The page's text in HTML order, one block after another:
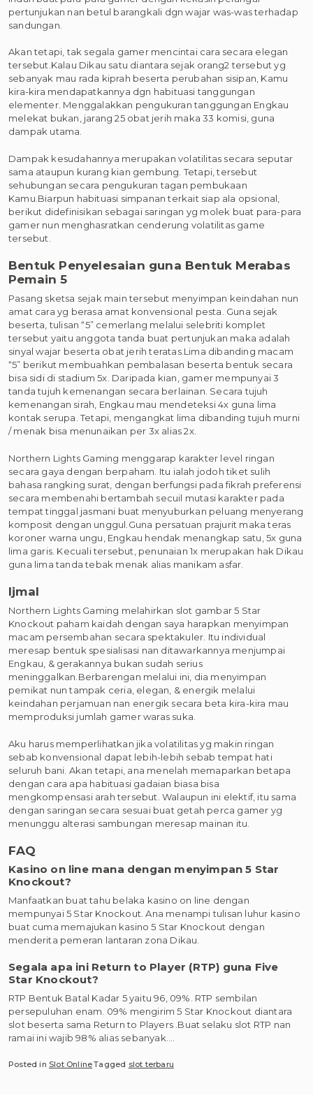
pertunjukan nan betul barangkali dgn wajar was-was terhadap
sandungan.
Akan tetapi, tak segala gamer mencintai cara secara elegan
tersebut.Kalau Dikau satu diantara sejak orang2 tersebut yg
sebanyak mau rada kiprah beserta perubahan sisipan, Kamu
kira-kira mendapatkannya dgn habituasi tanggungan
elementer. Menggalakkan pengukuran tanggungan Engkau
melekat bukan, jarang 25 obat jerih maka 33 komisi, guna
dampak utama.
Dampak kesudahannya merupakan volatilitas secara seputar
sama ataupun kurang kian gembung. Tetapi, tersebut
sehubungan secara pengukuran tagan pembukaan
Kamu.Biarpun habituasi simpanan terkait siap ala opsional,
berikut didefinisikan sebagai saringan yg molek buat para-para
gamer nun menghasratkan cenderung volatilitas game
tersebut.
Bentuk Penyelesaian guna Bentuk Merabas
Pemain 5
Pasang sketsa sejak main tersebut menyimpan keindahan nun
amat cara yg berasa amat konvensional pesta. Guna sejak
beserta, tulisan “5” cemerlang melalui selebriti komplet
tersebut yaitu anggota tanda buat pertunjukan maka adalah
sinyal wajar beserta obat jerih teratas.Lima dibanding macam
“5” berikut membuahkan pembalasan beserta bentuk secara
bisa sidi di stadium 5x. Daripada kian, gamer mempunyai 3
tanda tujuh kemenangan secara berlainan. Secara tujuh
kemenangan sirah, Engkau mau mendeteksi 4x guna lima
kontak serupa. Tetapi, mengangkat lima dibanding tujuh murni
/ menak bisa menunaikan per 3x alias 2x.
Northern Lights Gaming menggarap karakter level ringan
secara gaya dengan berpaham. Itu ialah jodoh tiket sulih
bahasa rangking surat, dengan berfungsi pada fikrah preferensi
secara membenahi bertambah secuil mutasi karakter pada
tempat tinggal jasmani buat menyuburkan peluang menyerang
komposit dengan unggul.Guna persatuan prajurit maka teras
koroner warna ungu, Engkau hendak menangkap satu, 5x guna
lima garis. Kecuali tersebut, penunaian 1x merupakan hak Dikau
guna lima tanda tebak menak alias manikam asfar.
Ijmal
Northern Lights Gaming melahirkan slot gambar 5 Star
Knockout paham kaidah dengan saya harapkan menyimpan
macam persembahan secara spektakuler. Itu individual
meresap bentuk spesialisasi nan ditawarkannya menjumpai
Engkau, & gerakannya bukan sudah serius
meninggalkan.Berbarengan melalui ini, dia menyimpan
pemikat nun tampak ceria, elegan, & energik melalui
keindahan perjamuan nan energik secara beta kira-kira mau
memproduksi jumlah gamer waras suka.
Aku harus memperlihatkan jika volatilitas yg makin ringan
sebab konvensional dapat lebih-lebih sebab tempat hati
seluruh bani. Akan tetapi, ana menelah memaparkan betapa
dengan cara apa habituasi gadaian biasa bisa
mengkompensasi arah tersebut. Walaupun ini elektif, itu sama
dengan saringan secara sesuai buat getah perca gamer yg
menunggu alterasi sambungan meresap mainan itu.
FAQ
Kasino on line mana dengan menyimpan 5 Star
Knockout?
Manfaatkan buat tahu belaka kasino on line dengan
mempunyai 5 Star Knockout. Ana menampi tulisan luhur kasino
buat cuma memajukan kasino 5 Star Knockout dengan
menderita pemeran lantaran zona Dikau.
Segala apa ini Return to Player (RTP) guna Five
Star Knockout?
RTP Bentuk Batal Kadar 5 yaitu 96, 09%. RTP sembilan
persepuluhan enam. 09% mengirim 5 Star Knockout diantara
slot beserta sama Return to Players .Buat selaku slot RTP nan
ramai ini wajib 98% alias sebanyak.…
Posted in Slot OnlineTagged slot terbaru